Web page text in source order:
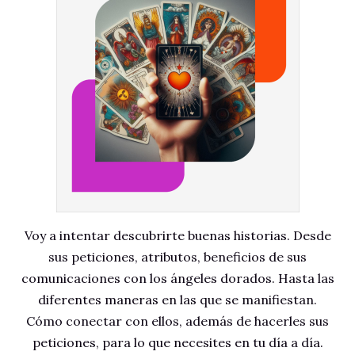
Voy a intentar descubrirte buenas historias. Desde
sus peticiones, atributos, beneficios de sus
comunicaciones con los ángeles dorados. Hasta las
diferentes maneras en las que se manifiestan.
Cómo conectar con ellos, además de hacerles sus
peticiones, para lo que necesites en tu día a día.